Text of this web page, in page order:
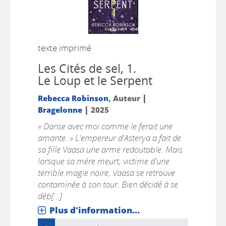
texte imprimé
Les Cités de sel, 1.
Le Loup et le Serpent
Rebecca Robinson, Auteur |
Bragelonne| 2025
« Danse avec moi comme le ferait une
amante. » L'empereur d'Asterya a fait de
sa fille Vaasa une arme redoutable. Mais
lorsque sa mère meurt, victime d'une
terrible magie noire, Vaasa se retrouve
contaminée à son tour. Bien décidé à se
déb[...]
Plus d'information...